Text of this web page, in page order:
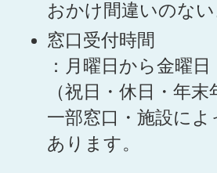
おかけ間違いのな
窓口受付時間
：月曜日から金曜
（祝日・休日・年末
一部窓口・施設に
あります。